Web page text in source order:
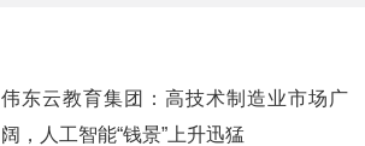
伟东云教育集团：高技术制造业市场广
阔，人工智能“钱景”上升迅猛